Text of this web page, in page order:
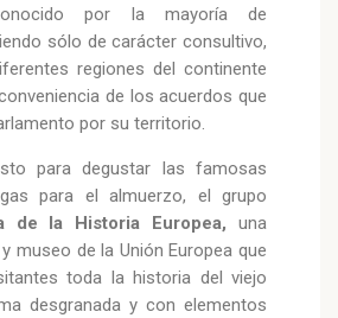
por la mayoría de
sólo de carácter consultivo,
regiones del continente
de los acuerdos que
por su territorio.
para degustar las famosas
para el almuerzo, el grupo
de la Historia Europea, una
museo de la Unión Europea que
toda la historia del viejo
desgranada y con elementos